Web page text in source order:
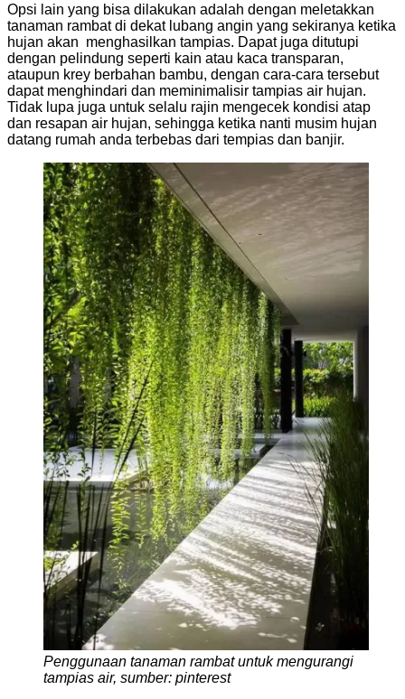
Opsi lain yang bisa dilakukan adalah dengan meletakkan
tanaman rambat di dekat lubang angin yang sekiranya ketika
hujan akan menghasilkan tampias. Dapat juga ditutupi
dengan pelindung seperti kain atau kaca transparan,
ataupun krey berbahan bambu, dengan cara-cara tersebut
dapat menghindari dan meminimalisir tampias air hujan.
Tidak lupa juga untuk selalu rajin mengecek kondisi atap
dan resapan air hujan, sehingga ketika nanti musim hujan
datang rumah anda terbebas dari tempias dan banjir.
Penggunaan tanaman rambat untuk mengurangi
tampias air, sumber: pinterest